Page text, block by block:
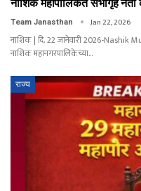
नाशिक महापालिकेत सभागृह नेता
Team Janasthan Jan 22, 2026
नाशिक | दि. 22 जानेवारी 2026-Nashik
नाशिक महानगरपालिकेच्या…
राज्य